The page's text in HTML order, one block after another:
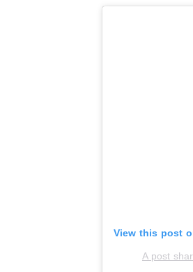
View this post
A post